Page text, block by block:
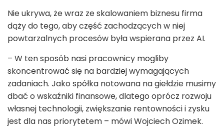
Nie ukrywa, że wraz ze skalowaniem biznesu firma
dąży do tego, aby część zachodzących w niej
powtarzalnych procesów była wspierana przez AI.
– W ten sposób nasi pracownicy mogliby
skoncentrować się na bardziej wymagających
zadaniach. Jako spółka notowana na giełdzie musimy
dbać o wskaźniki finansowe, dlatego oprócz rozwoju
własnej technologii, zwiększanie rentowności i zysku
jest dla nas priorytetem – mówi Wojciech Ozimek.